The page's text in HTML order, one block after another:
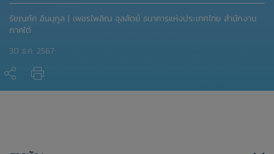
รัชณภัค อินนุกูล | เพชรไพลิณ จุลสัตย์ ธนาคารแห่งประเทศไทย สำนักงาน
ภาคใต้
30 ธ.ค. 2567